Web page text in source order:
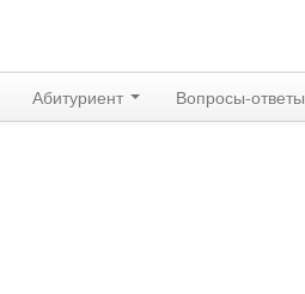
Абитуриент Вопросы-ответы